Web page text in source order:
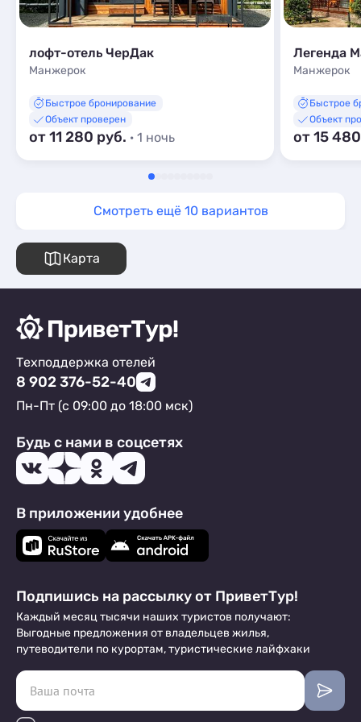
лофт-отель ЧерДак
Манжерок
Быстрое бронирование
Объект проверен
от 11 280 руб. · 1 ночь
Легенда
Манжерок
Быстрое
Объект
от 15
Смотреть ещё 10 вариантов
Карта
Техподдержка отелей
8 902 376-52-40
Пн-Пт (с 09:00 до 18:00 мск)
Будь с нами в соцсетях
В приложении удобнее
Подпишись на рассылку от ПриветТур!
Каждый месяц тысячи наших туристов получают:
Выгодные предложения от владельцев жилья,
путеводители по курортам, туристические лайфхаки